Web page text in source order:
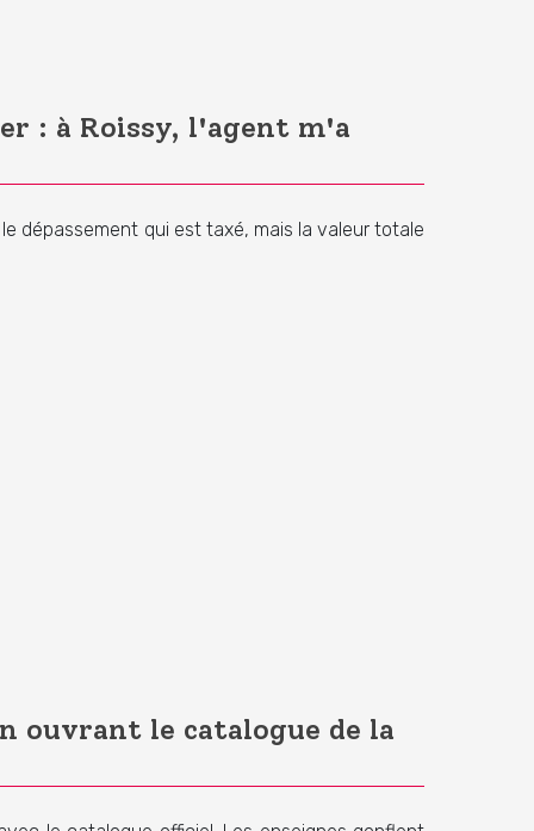
: à Roissy, l'agent m'a
dépassement qui est taxé, mais la valeur totale
ouvrant le catalogue de la